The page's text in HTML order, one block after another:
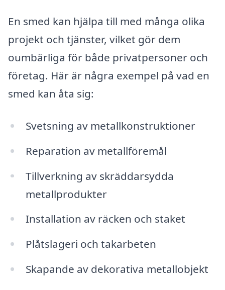
En smed kan hjälpa till med många olika
projekt och tjänster, vilket gör dem
oumbärliga för både privatpersoner och
företag. Här är några exempel på vad en
smed kan åta sig:
Svetsning av metallkonstruktioner
Reparation av metallföremål
Tillverkning av skräddarsydda
metallprodukter
Installation av räcken och staket
Plåtslageri och takarbeten
Skapande av dekorativa metallobjekt